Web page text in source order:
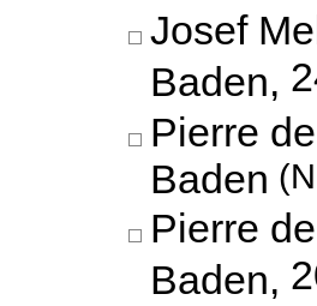
Josef
Baden,
Pierre
Baden
Pierre
Baden,